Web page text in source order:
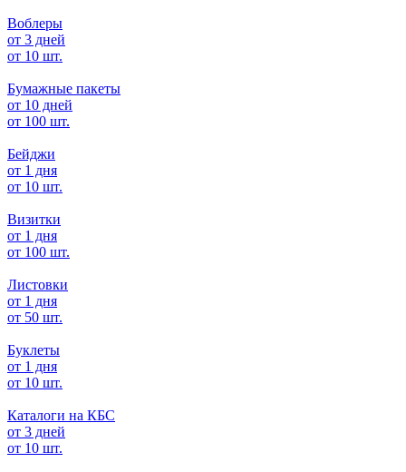
Воблеры
от 3 дней
от 10 шт.
Бумажные пакеты
от 10 дней
от 100 шт.
Бейджи
от 1 дня
от 10 шт.
Визитки
от 1 дня
от 100 шт.
Листовки
от 1 дня
от 50 шт.
Буклеты
от 1 дня
от 10 шт.
Каталоги на КБС
от 3 дней
от 10 шт.